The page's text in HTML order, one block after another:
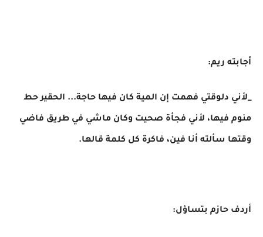
أجابته ريم:
_لأني دلوقتي فهمت إن المية كان فيها حاجة... الحقير حط
منوم فيها، لأني فجأة صحيت وكان ماشي في طريق فاضي
وقتها سألته أنا فين، فاكرة كل كلمة قالها.
أردف حازم بتساؤل: